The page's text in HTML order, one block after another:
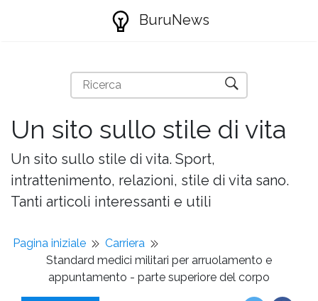
BuruNews
Un sito sullo stile di vita
Un sito sullo stile di vita. Sport,
intrattenimento, relazioni, stile di vita sano.
Tanti articoli interessanti e utili
Pagina iniziale
Carriera
Standard medici militari per arruolamento e
appuntamento - parte superiore del corpo